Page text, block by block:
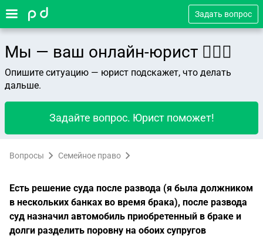
Задать вопрос
Мы — ваш онлайн-юрист 👨🏻‍⚖️
Опишите ситуацию — юрист подскажет, что делать
дальше.
Задайте вопрос. Юрист поможет!
Вопросы Семейное право
Есть решение суда после развода (я была должником
в нескольких банках во время брака), после развода
суд назначил автомобиль приобретенный в браке и
долги разделить поровну на обоих супругов